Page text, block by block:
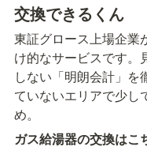
交換できるくん
東証グロース上場企業
け的なサービスです。
しない「明朗会計」を
ていないエリアで少し
め。
ガス給湯器の交換はこ